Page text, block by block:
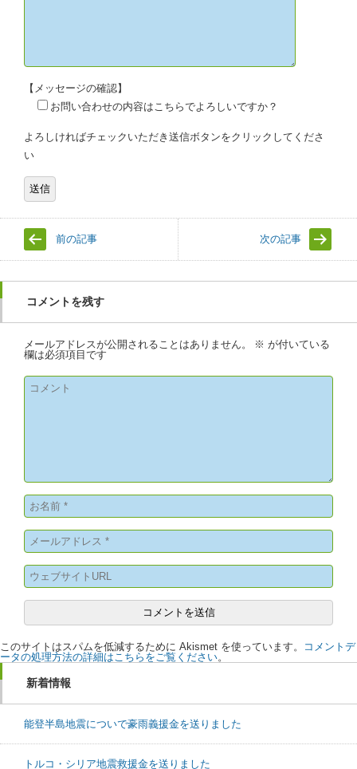
【メッセージの確認】
お問い合わせの内容はこちらでよろしいですか？
よろしければチェックいただき送信ボタンをクリックしてくださ
い
前の記事 次の記事
コメントを残す
メールアドレスが公開されることはありません。 ※ が付いている
欄は必須項目です
このサイトはスパムを低減するために Akismet を使っています。
コメントデ
ータの処理方法の詳細はこちらをご覧ください。
新着情報
能登半島地震についで豪雨義援金を送りました
トルコ・シリア地震救援金を送りました